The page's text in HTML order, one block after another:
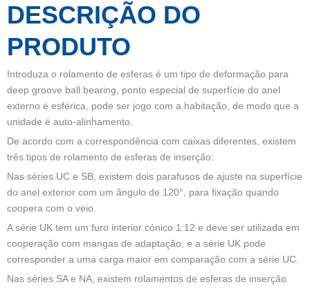
DESCRIÇÃO DO
PRODUTO
Introduza o rolamento de esferas é um tipo de deformação para
deep groove ball bearing, ponto especial de superfície do anel
externo é esférica, pode ser jogo com a habitação, de modo que a
unidade é auto-alinhamento.
De acordo com a correspondência com caixas diferentes, existem
três tipos de rolamento de esferas de inserção:
Nas séries UC e SB, existem dois parafusos de ajuste na superfície
do anel exterior com um ângulo de 120°, para fixação quando
coopera com o veio.
A série UK tem um furo interior cónico 1:12 e deve ser utilizada em
cooperação com mangas de adaptação, e a série UK pode
corresponder a uma carga maior em comparação com a série UC.
Nas séries SA e NA, existem rolamentos de esferas de inserção